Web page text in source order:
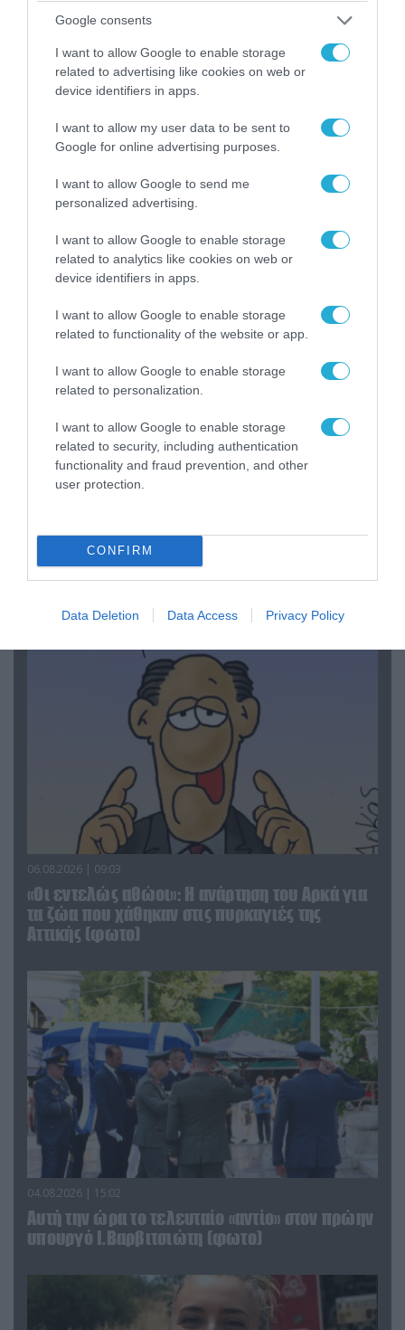
Google consents
I want to allow Google to enable storage
related to advertising like cookies on web or
device identifiers in apps.
I want to allow my user data to be sent to
Google for online advertising purposes.
I want to allow Google to send me
personalized advertising.
I want to allow Google to enable storage
related to analytics like cookies on web or
device identifiers in apps.
I want to allow Google to enable storage
related to functionality of the website or app.
I want to allow Google to enable storage
related to personalization.
I want to allow Google to enable storage
related to security, including authentication
functionality and fraud prevention, and other
user protection.
CONFIRM
Data Deletion Data Access Privacy Policy
Ο Γιάννης Αλαφούζος «τέλειωσε» τον
Κωνσταντίνο Ζούλα από τον ΣΚΑΪ – Ο λόγος της
απομάκρυνσής του
06.08.2026 | 14:02
«Επιχείρηση ελεύθερα πεζοδρόμια» στην
αντικείμενα από κοινόχρηστους χώρους
06.08.2026 | 09:03
«Οι εντελώς αθώοι»: Η ανάρτηση του Αρκά για
τα ζώα που χάθηκαν στις πυρκαγιές της
Αττικής (φωτο)
04.08.2026 | 15:02
Αυτή την ώρα το τελευταίο «αντίο» στον πρώην
υπουργό Ι.Βαρβιτσιώτη (φωτο)